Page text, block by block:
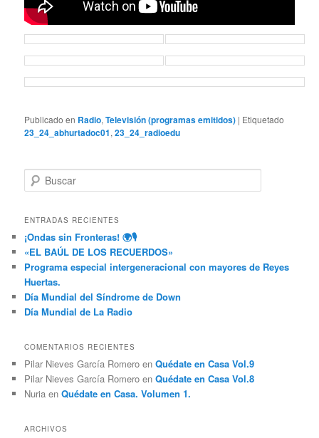
Publicado en Radio,Televisión (programas emitidos) | Etiquetado
23_24_abhurtadoc01,23_24_radioedu
u
c
r
ENTRADAS RECIENTES
¡Ondas sin Fronteras! 🌍🎙️
«EL BAÚL DE LOS RECUERDOS»
Programa especial intergeneracional con mayores de Reyes
Huertas.
Día Mundial del Síndrome de Down
Día Mundial de La Radio
COMENTARIOS RECIENTES
Pilar Nieves García Romero enQuédate en Casa Vol.9
Pilar Nieves García Romero enQuédate en Casa Vol.8
Nuria enQuédate en Casa. Volumen 1.
ARCHIVOS